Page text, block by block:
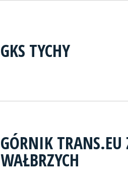
GKS TYCHY
GÓRNIK
WAŁBRZYCH